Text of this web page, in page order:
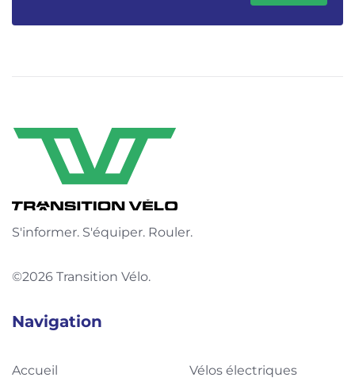
S'informer. S'équiper. Rouler.
©2026 Transition Vélo.
Navigation
Accueil
Vélos électriques